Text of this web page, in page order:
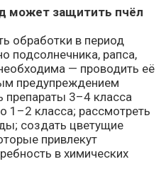
может защитить пчёл
обработки в период
подсолнечника, рапса,
— проводить её
предупреждением
препараты 3–4 класса
1–2 класса; рассмотреть
создать цветущие
привлекут
в химических